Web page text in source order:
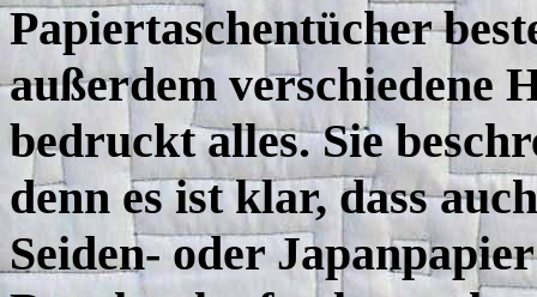
Papiertaschentücher
außerdem verschiedene
bedruckt alles. Sie
denn es ist klar, dass
Seiden- oder